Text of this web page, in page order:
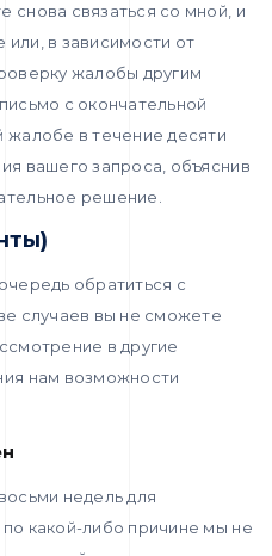
снова связаться со мной, и
в зависимости от
жалобы другим
с окончательной
жалобе в течение десяти
вашего запроса, объяснив
решение.
обратиться с
случаев вы не сможете
в другие
нам возможности
недель для
какой-либо причине мы не